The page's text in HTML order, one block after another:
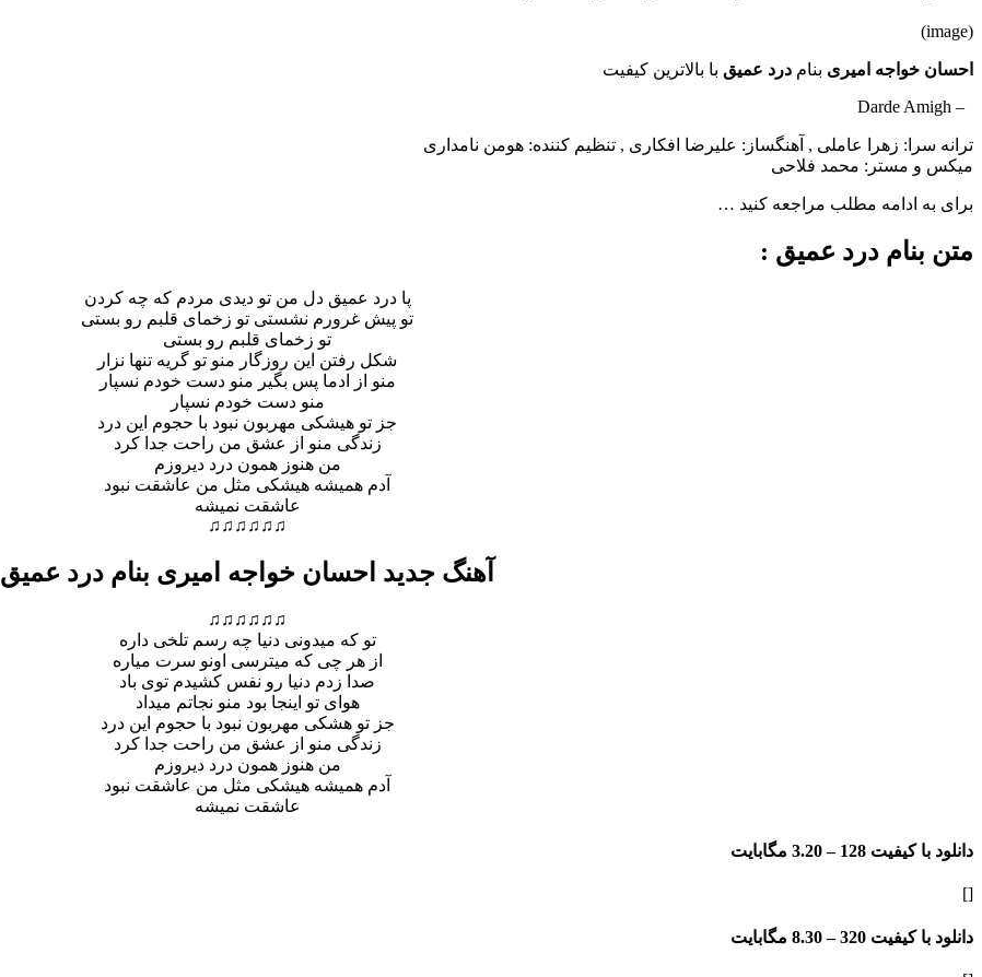
(image)
احسان خواجه امیری بنام درد عمیق با بالاترین کیفیت
– Darde Amigh
ترانه سرا: زهرا عاملی , آهنگساز: علیرضا افکاری , تنظیم کننده: هومن نامداری
میکس و مستر: محمد فلاحی
برای به ادامه مطلب مراجعه کنید …
متن بنام درد عمیق :
پا درد عمیق دل من تو دیدی مردم که چه کردن
تو پیش غرورم نشستی تو زخمای قلبم رو بستی
تو زخمای قلبم رو بستی
شکل رفتن این روزگار منو تو گریه تنها نزار
منو از ادما پس بگیر منو دست خودم نسپار
منو دست خودم نسپار
جز تو هیشکی مهربون نبود با حجوم این درد
زندگی منو از عشق من راحت جدا کرد
من هنوز همون درد دیروزم
آدم همیشه هیشکی مثل من عاشقت نبود
عاشقت نمیشه
♫♫♫♫♫♫
آهنگ جدید احسان خواجه امیری بنام درد عمیق
♫♫♫♫♫♫
تو که میدونی دنیا چه رسم تلخی داره
از هر چی که میترسی اونو سرت میاره
صدا زدم دنیا رو نفس کشیدم توی باد
هوای تو اینجا بود منو نجاتم میداد
جز تو هشکی مهربون نبود با حجوم این درد
زندگی منو از عشق من راحت جدا کرد
من هنوز همون درد دیروزم
آدم همیشه هیشکی مثل من عاشقت نبود
عاشقت نمیشه
دانلود با کیفیت 128 – 3.20 مگابایت
[]
دانلود با کیفیت 320 – 8.30 مگابایت